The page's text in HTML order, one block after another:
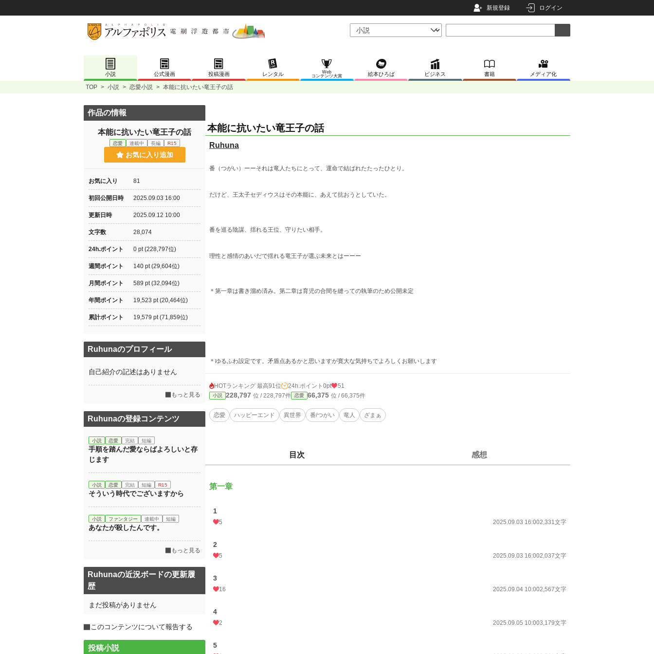
新規登録 ログイン
小説 公式漫画 投稿漫画 レンタル
Web
コンテンツ大賞
絵本ひろば ビジネス 書籍 メディア化
TOP > 小説 > 恋愛小説 > 本能に抗いたい竜王子の話
本能に抗いたい竜王子の話
Ruhuna
番（つがい）ーーそれは竜人たちにとって、運命で結ばれたたったひとり。
だけど、王太子セディウスはその本能に、あえて抗おうとしていた。
番を巡る陰謀、揺れる王位、守りたい相手。
理性と感情のあいだで揺れる竜王子が選ぶ未来とはーーー
＊第一章は書き溜め済み。第二章は育児の合間を縫っての執筆のため公開未定
＊ゆるふわ設定です。矛盾点あるかと思いますが寛大な気持ちでよろしくお願いします
HOTランキング 最高91位 24h.ポイント 0pt 51
小説 228,797 位 / 228,797件 恋愛 66,375 位 / 66,375件
恋愛 ハッピーエンド 異世界 番/つがい 竜人 ざまぁ
目次 感想
第一章
1
5 2025.09.03 16:002,331文字
2
5 2025.09.03 16:002,037文字
3
16 2025.09.04 10:002,567文字
4
2 2025.09.05 10:003,179文字
5
作品の情報
本能に抗いたい竜王子の話
恋愛 連載中 長編 R15
お気に入り追加
お気に入り 81
初回公開日時 2025.09.03 16:00
更新日時 2025.09.12 10:00
文字数 28,074
24h.ポイント 0 pt (228,797位)
週間ポイント 140 pt (29,604位)
月間ポイント 589 pt (32,094位)
年間ポイント 19,523 pt (20,464位)
累計ポイント 19,579 pt (71,859位)
Ruhunaのプロフィール
自己紹介の記述はありません
もっと見る
Ruhunaの登録コンテンツ
小説 恋愛 完結 短編
手順を踏んだ愛ならばよろしいと存
じます
小説 恋愛 完結 短編 R15
そういう時代でございますから
小説 ファンタジー 連載中 短編
あなたが殺したんです。
もっと見る
Ruhunaの近況ボードの更新履
歴
まだ投稿がありません
このコンテンツについて報告する
投稿小説